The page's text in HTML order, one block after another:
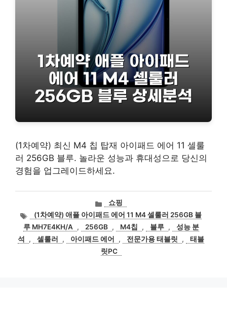
(1차예약) 최신 M4 칩 탑재 아이패드 에어 11 셀룰
러 256GB 블루. 놀라운 성능과 휴대성으로 당신의
경험을 업그레이드하세요.
카
테
고
리
쇼핑
태
그
(1차예약) 애플 아이패드 에어 11 M4 셀룰러 256GB 블
루 MH7E4KH/A
, 256GB , M4칩 , 블루 ,
성능 분
석
, 셀룰러 , 아이패드 에어 , 전문가용 태블릿 ,
태블
릿PC